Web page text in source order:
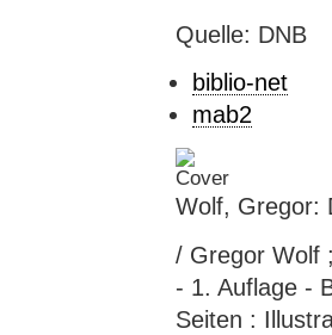
Quelle: DNB
biblio-net
mab2
Wolf, Gregor:
/ Gregor Wolf
- 1. Auflage -
Seiten :